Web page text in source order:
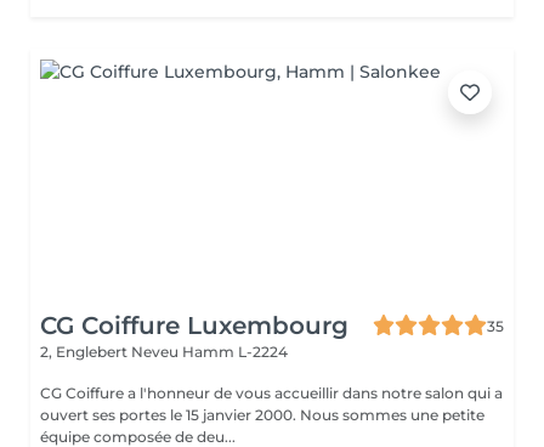
CG Coiffure Luxembourg
35
2, Englebert Neveu Hamm L-2224
CG Coiffure a l'honneur de vous accueillir dans notre salon qui a
ouvert ses portes le 15 janvier 2000. Nous sommes une petite
équipe composée de deu...